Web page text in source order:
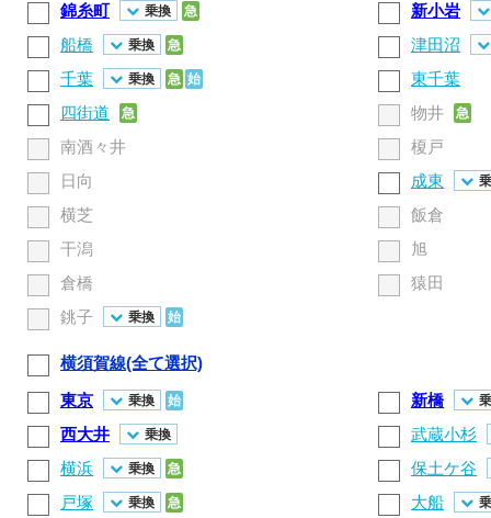
錦糸町 乗換 急
新小岩
船橋
乗換 急
津田沼
千葉
乗換 急 始
東千葉
四街道
急 物井 急
南酒々井
榎戸
日向
成東
横芝
飯倉
干潟
旭
倉橋
猿田
銚子
乗換 始
横須賀線(全て選択)
東京
乗換 始 新橋
西大井 乗換
武蔵小杉
横浜
乗換 急
保土ケ谷
戸塚
乗換 急 大船